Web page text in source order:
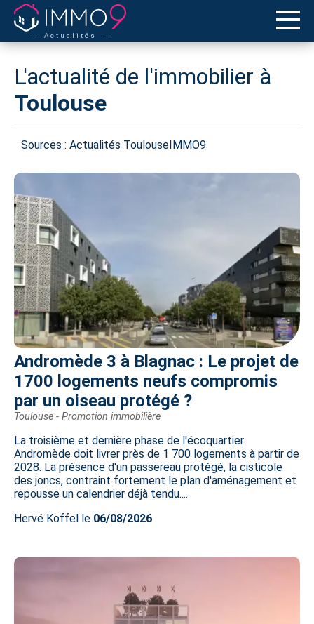
Actualités
L'actualité de l'immobilier à
Toulouse
Sources : Actualités ToulouseIMMO9
Andromède 3 à Blagnac : Le projet de
1700 logements neufs compromis
par un oiseau protégé ?
Toulouse - Promotion immobilière
La troisième et dernière phase de l'écoquartier
Andromède doit livrer près de 1 700 logements à partir de
2028. La présence d'un passereau protégé, la cisticole
des joncs, contraint fortement le plan d'aménagement et
repousse un calendrier déjà tendu....
Hervé Koffel le 06/08/2026